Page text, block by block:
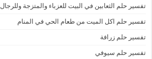
تفسير حلم الثعابين في البيت للعزباء والمتزجة وللرجال
تفسير حلم اكل الميت من طعام الحي في المنام
تفسير حلم زرافة
تفسير حلم سيوفي